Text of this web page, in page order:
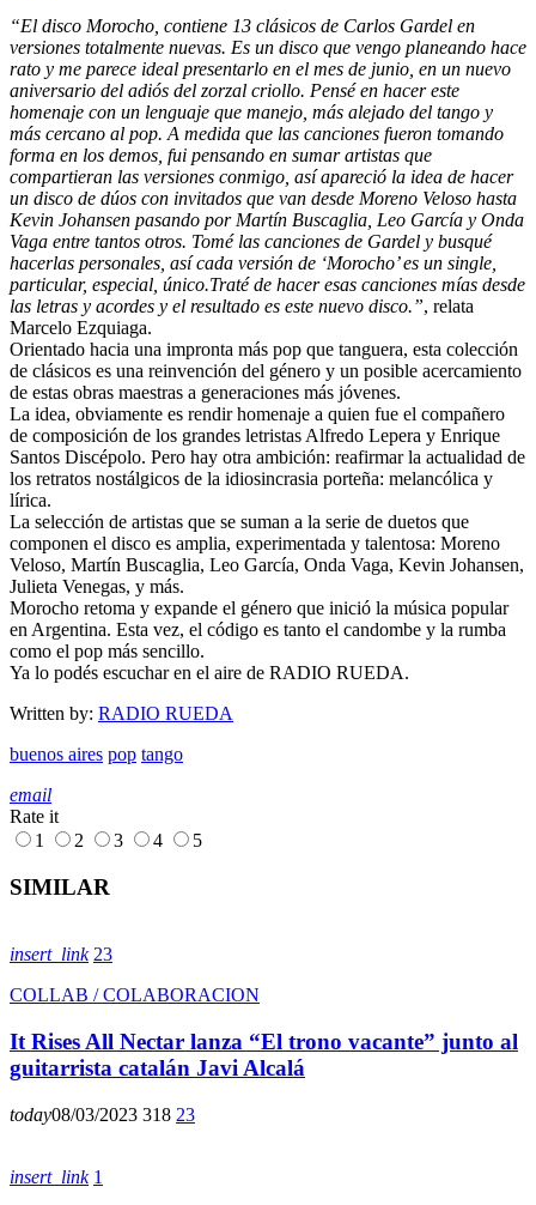
“El disco Morocho, contiene 13 clásicos de Carlos Gardel en
versiones totalmente nuevas. Es un disco que vengo planeando hace
rato y me parece ideal presentarlo en el mes de junio, en un nuevo
aniversario del adiós del zorzal criollo. Pensé en hacer este
homenaje con un lenguaje que manejo, más alejado del tango y
más cercano al pop. A medida que las canciones fueron tomando
forma en los demos, fui pensando en sumar artistas que
compartieran las versiones conmigo, así apareció la idea de hacer
un disco de dúos con invitados que van desde Moreno Veloso hasta
Kevin Johansen pasando por Martín Buscaglia, Leo García y Onda
Vaga entre tantos otros. Tomé las canciones de Gardel y busqué
hacerlas personales, así cada versión de ‘Morocho’ es un single,
particular, especial, único.Traté de hacer esas canciones mías desde
las letras y acordes y el resultado es este nuevo disco.”, relata
Marcelo Ezquiaga.
Orientado hacia una impronta más pop que tanguera, esta colección
de clásicos es una reinvención del género y un posible acercamiento
de estas obras maestras a generaciones más jóvenes.
La idea, obviamente es rendir homenaje a quien fue el compañero
de composición de los grandes letristas Alfredo Lepera y Enrique
Santos Discépolo. Pero hay otra ambición: reafirmar la actualidad de
los retratos nostálgicos de la idiosincrasia porteña: melancólica y
lírica.
La selección de artistas que se suman a la serie de duetos que
componen el disco es amplia, experimentada y talentosa: Moreno
Veloso, Martín Buscaglia, Leo García, Onda Vaga, Kevin Johansen,
Julieta Venegas, y más.
Morocho retoma y expande el género que inició la música popular
en Argentina. Esta vez, el código es tanto el candombe y la rumba
como el pop más sencillo.
Ya lo podés escuchar en el aire de RADIO RUEDA.
Written by: RADIO RUEDA
buenos aires pop tango
email
Rate it
1
2 3 4 5
SIMILAR
insert_link 23
COLLAB / COLABORACION
It Rises All Nectar lanza “El trono vacante” junto al
guitarrista catalán Javi Alcalá
today08/03/2023 318 23
insert_link 1